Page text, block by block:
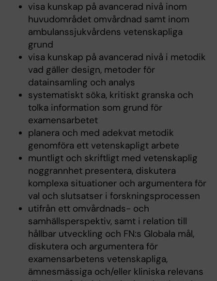
visa kunskap på avancerad nivå inom
huvudområdet omvårdnad samt inom
ambulanssjukvårdens vetenskapliga
grund
visa kunskap på avancerad nivå i metodik
vad gäller design, metoder för
datainsamling och analys
systematiskt söka, kritiskt granska och
tolka information som grund för
examensarbetet
planera och med adekvat metodik
genomföra ett vetenskapligt arbete
muntligt och skriftligt med vetenskaplig
noggrannhet presentera, diskutera
komplexa situationer och argumentera för
val och slutsatser i forskningsprocessen
utifrån ett omvårdnads- och
samhällsperspektiv, samt i relation till
hållbar utveckling och FN:s Globala mål,
diskutera och argumentera för
examensarbetens vetenskapliga,
ämnesmässiga och/eller kliniska relevans